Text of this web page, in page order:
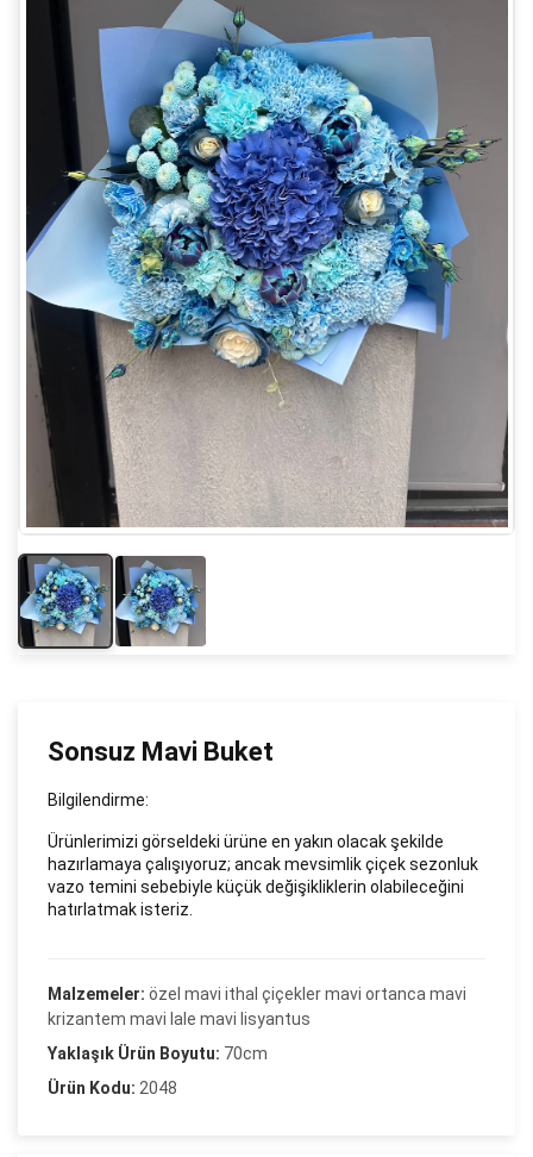
Sonsuz Mavi Buket
Bilgilendirme:
Ürünlerimizi görseldeki ürüne en yakın olacak şekilde
hazırlamaya çalışıyoruz; ancak mevsimlik çiçek sezonluk
vazo temini sebebiyle küçük değişikliklerin olabileceğini
hatırlatmak isteriz.
Malzemeler: özel mavi ithal çiçekler mavi ortanca mavi
krizantem mavi lale mavi lisyantus
Yaklaşık Ürün Boyutu: 70cm
Ürün Kodu: 2048